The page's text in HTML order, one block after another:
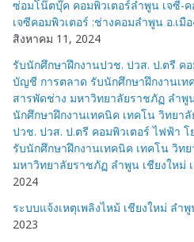
ซ่อมโน๊ตบุ๊ค คอมพิวเตอร์ลำพูน เจซี-
เจซีคอมพิวเตอร์ :ช่างคอมลำพูน อ.เมื
สิงหาคม 11, 2024
รับนักศึกษาฝึกงานปวช. ปวส. ป.ตรี ค
บัญชี การตลาด รับนักศึกษาฝึกงานเท
สารพัดช่าง มหาวิทยาลัยราชภัฏ ลำพู
นักศึกษาฝึกงานเทคนิค เทคโน วิทยา
ปวช. ปวส. ป.ตรี คอมพิวเตอร์ ไฟฟ้า
รับนักศึกษาฝึกงานเทคนิค เทคโน วิท
มหาวิทยาลัยราชภัฏ ลำพูน เชียงใหม่
2024
ระบบแจ้งเหตุเพลิงไหม้ เชียงใหม่ ลำ
2023